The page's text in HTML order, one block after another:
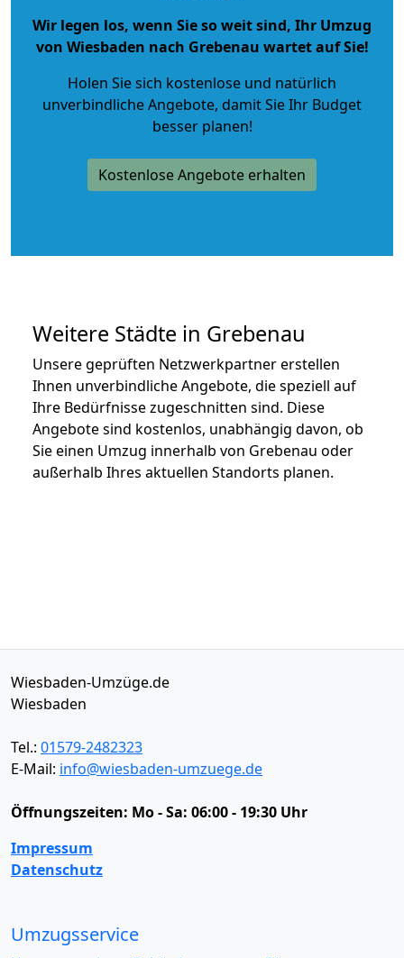
Wir legen los, wenn Sie so weit sind, Ihr Umzug
von Wiesbaden nach Grebenau wartet auf Sie!
Holen Sie sich kostenlose und natürlich
unverbindliche Angebote, damit Sie Ihr Budget
besser planen!
Kostenlose Angebote erhalten
Weitere Städte in Grebenau
Unsere geprüften Netzwerkpartner erstellen
Ihnen unverbindliche Angebote, die speziell auf
Ihre Bedürfnisse zugeschnitten sind. Diese
Angebote sind kostenlos, unabhängig davon, ob
Sie einen Umzug innerhalb von Grebenau oder
außerhalb Ihres aktuellen Standorts planen.
Wiesbaden-Umzüge.de
Wiesbaden
Tel.: 01579-2482323
E-Mail: info@wiesbaden-umzuege.de
Öffnungszeiten: Mo - Sa: 06:00 - 19:30 Uhr
Impressum
Datenschutz
Umzugsservice